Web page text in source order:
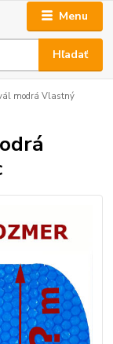
Menu
Hľadať
modrá Vlastný